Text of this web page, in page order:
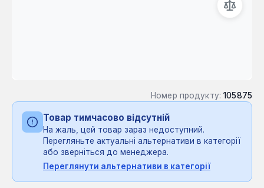
Номер продукту: 105875
Товар тимчасово відсутній
На жаль, цей товар зараз недоступний.
Перегляньте актуальні альтернативи в категорії
або зверніться до менеджера.
Переглянути альтернативи в категорії